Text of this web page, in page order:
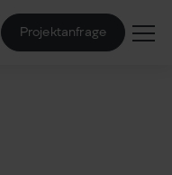
Projektanfrage